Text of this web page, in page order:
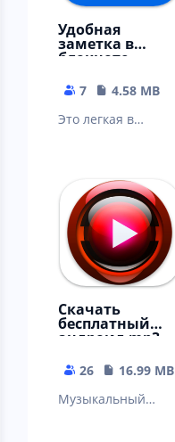
Удобная
заметка в
блокноте -
заметок
7
4.58 MB
Это легкая в
записная книжка
для Android
бесплатно
Cкачать
бесплатный
андроид mp3
музыки
26
16.99 MB
Музыкальный